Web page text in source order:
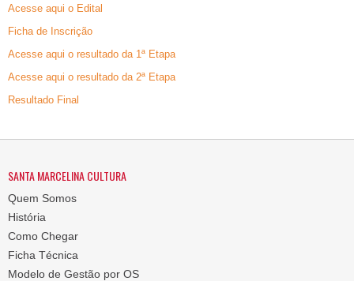
Acesse aqui o Edital
Ficha de Inscrição
Acesse aqui o resultado da 1ª Etapa
Acesse aqui o resultado da 2ª Etapa
Resultado Final
SANTA MARCELINA CULTURA
Quem Somos
História
Como Chegar
Ficha Técnica
Modelo de Gestão por OS